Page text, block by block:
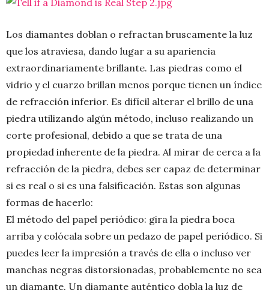
Los diamantes doblan o refractan bruscamente la luz
que los atraviesa, dando lugar a su apariencia
extraordinariamente brillante. Las piedras como el
vidrio y el cuarzo brillan menos porque tienen un índice
de refracción inferior. Es difícil alterar el brillo de una
piedra utilizando algún método, incluso realizando un
corte profesional, debido a que se trata de una
propiedad inherente de la piedra. Al mirar de cerca a la
refracción de la piedra, debes ser capaz de determinar
si es real o si es una falsificación. Estas son algunas
formas de hacerlo:
El método del papel periódico: gira la piedra boca
arriba y colócala sobre un pedazo de papel periódico. Si
puedes leer la impresión a través de ella o incluso ver
manchas negras distorsionadas, probablemente no sea
un diamante. Un diamante auténtico dobla la luz de